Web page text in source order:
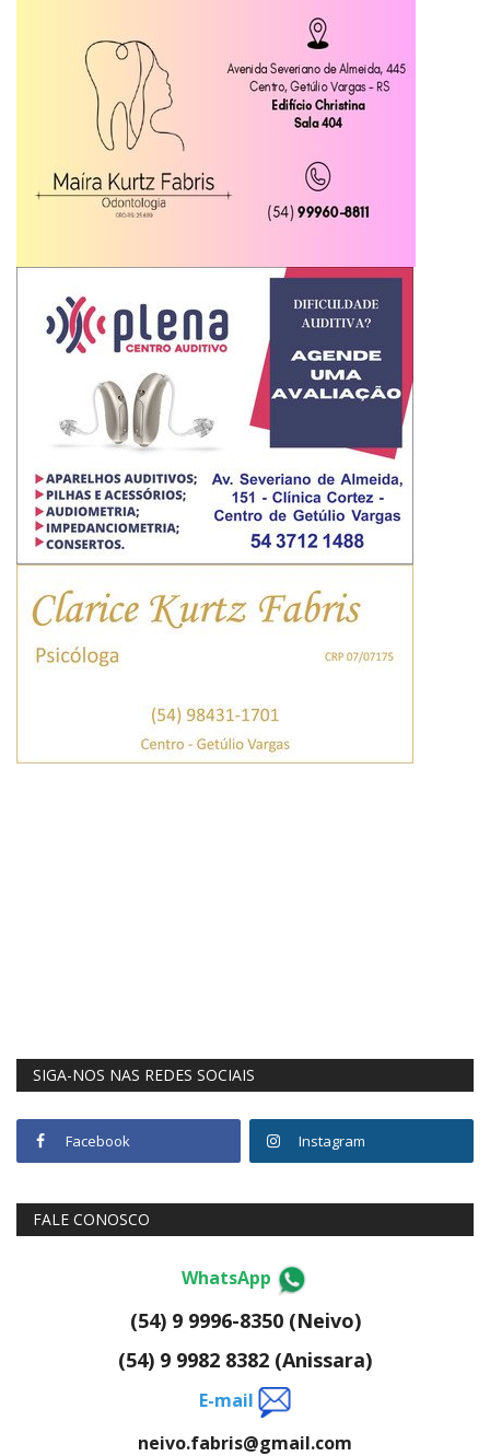
SIGA-NOS NAS REDES SOCIAIS
Facebook Instagram
FALE CONOSCO
WhatsApp
(54) 9 9996-8350 (Neivo)
(54) 9 9982 8382 (Anissara)
E-mail
neivo.fabris@gmail.com